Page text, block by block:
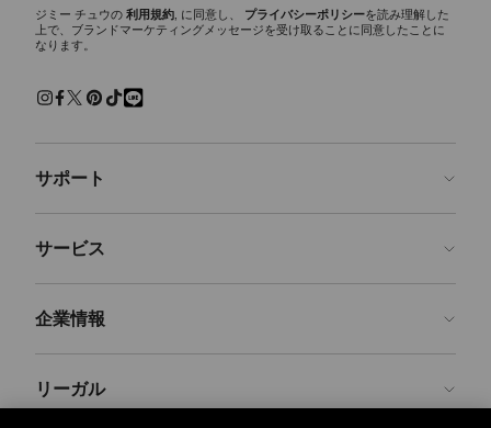
シーズンを通して活躍するワードローブの必需品。ブランドのクラシッ
クなトートバッグは、あらゆるシーンでご使用いただけます。シグネチ
ャースタイルのDIAMOND TOTE(ダイヤモンド トート)は、イタリア製レ
など豊富なバリエーションで展開。大容量のゆとりあるデザインで、通
機能性とエレガンスを兼ね備えたタイムレスな定番アイテム、ショルダ
可能なショルダーストラップを備え、自在なスタイリングが可能です。
ファッション性と機能性を両立したレディースクロスボディバッグ。ジ
構築的でエレガントなシルエットが、あらゆるスタイリングに洗練さを
加えます。イタリアのクラフトマンシップとカスタム メタルパーツに
ジミー チュウの 利用規約, に同意し、 プライバシーポリシーを読み理解した
上で、ブランドマーケティングメッセージを受け取ることに同意したことに
なります。
サポート
よくあるご質問
返品を申請
配送
サービス
Made-to-Order
保証
企業情報
ブランドの歴史
リーガル